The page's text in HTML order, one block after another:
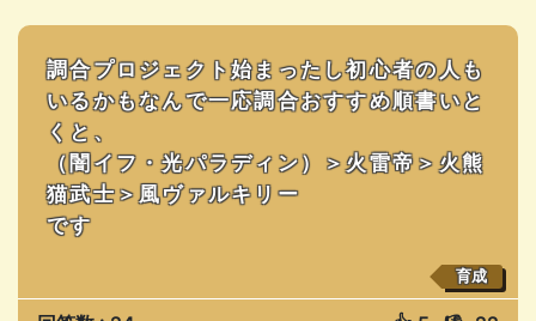
調合プロジェクト始まったし初心者の人も
いるかもなんで一応調合おすすめ順書いと
くと、
（闇イフ・光パラディン）＞火雷帝＞火熊
猫武士＞風ヴァルキリー
です
育成